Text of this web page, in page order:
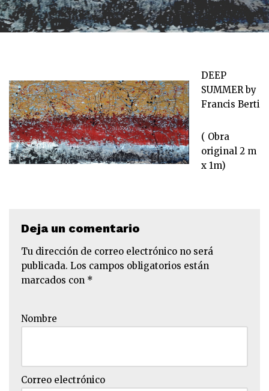
DEEP
SUMMER by
Francis Berti
( Obra
original 2 m
x 1m)
Deja un comentario
Tu dirección de correo electrónico no será
publicada. Los campos obligatorios están
marcados con *
Nombre
Correo electrónico